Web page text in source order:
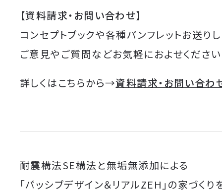
【資料請求・お問い合わせ】
コンセプトブックや各種パンフレットお送りし
ご意見やご質問などお気軽におよせください
詳しくはこちらから→資料請求・お問い合わ
耐震構法SE構法と無垢無添加による
「パッシブデザイン＆リアルZEH」の家づく